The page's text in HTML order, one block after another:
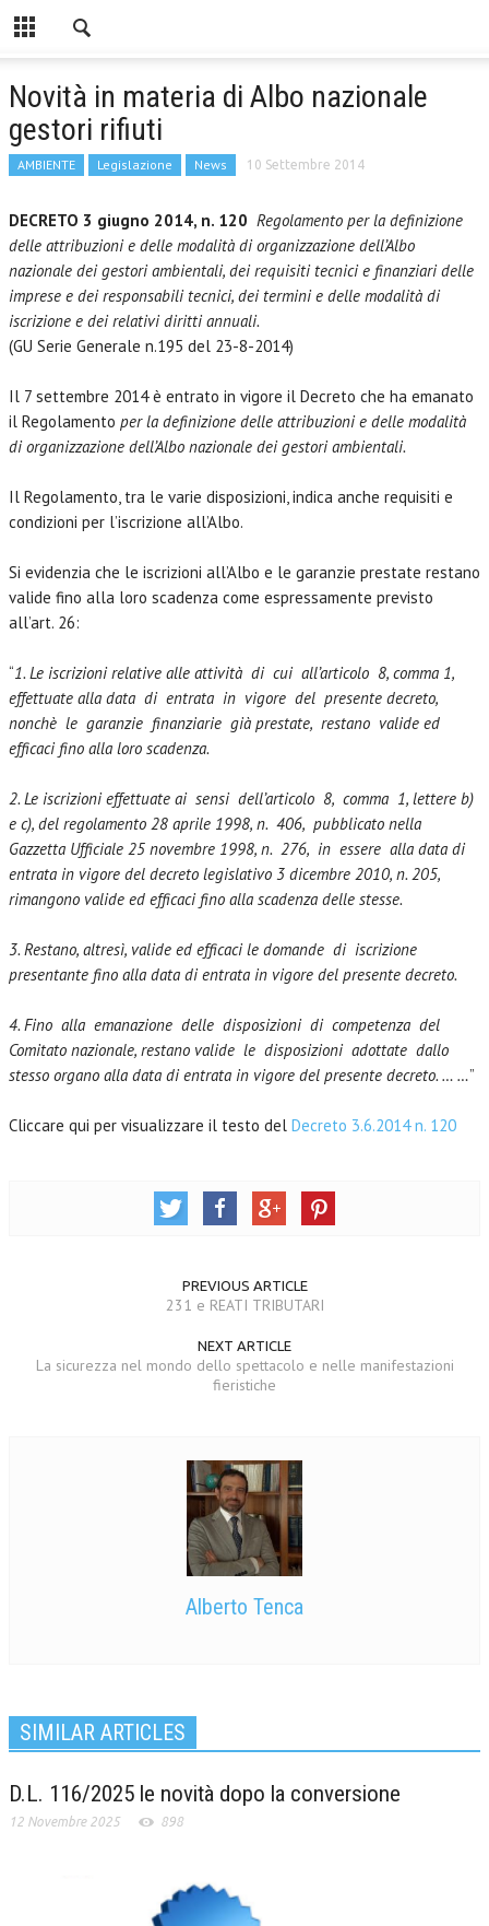
Novità in materia di Albo nazionale
gestori rifiuti
AMBIENTE Legislazione News 10 Settembre 2014
DECRETO 3 giugno 2014, n. 120 Regolamento per la definizione
delle attribuzioni e delle modalità di organizzazione dell’Albo
nazionale dei gestori ambientali, dei requisiti tecnici e finanziari delle
imprese e dei responsabili tecnici, dei termini e delle modalità di
iscrizione e dei relativi diritti annuali.
(GU Serie Generale n.195 del 23-8-2014)
Il 7 settembre 2014 è entrato in vigore il Decreto che ha emanato
il Regolamento per la definizione delle attribuzioni e delle modalità
di organizzazione dell’Albo nazionale dei gestori ambientali.
Il Regolamento, tra le varie disposizioni, indica anche requisiti e
condizioni per l’iscrizione all’Albo.
Si evidenzia che le iscrizioni all’Albo e le garanzie prestate restano
valide fino alla loro scadenza come espressamente previsto
all’art. 26:
“1. Le iscrizioni relative alle attività di cui all’articolo 8, comma 1,
effettuate alla data di entrata in vigore del presente decreto,
nonchè le garanzie finanziarie già prestate, restano valide ed
efficaci fino alla loro scadenza.
2. Le iscrizioni effettuate ai sensi dell’articolo 8, comma 1, lettere b)
e c), del regolamento 28 aprile 1998, n. 406, pubblicato nella
Gazzetta Ufficiale 25 novembre 1998, n. 276, in essere alla data di
entrata in vigore del decreto legislativo 3 dicembre 2010, n. 205,
rimangono valide ed efficaci fino alla scadenza delle stesse.
3. Restano, altresì, valide ed efficaci le domande di iscrizione
presentante fino alla data di entrata in vigore del presente decreto.
4. Fino alla emanazione delle disposizioni di competenza del
Comitato nazionale, restano valide le disposizioni adottate dallo
stesso organo alla data di entrata in vigore del presente decreto. … …”
Cliccare qui per visualizzare il testo del Decreto 3.6.2014 n. 120
PREVIOUS ARTICLE
231 e REATI TRIBUTARI
NEXT ARTICLE
La sicurezza nel mondo dello spettacolo e nelle manifestazioni
fieristiche
Alberto Tenca
SIMILAR ARTICLES
D.L. 116/2025 le novità dopo la conversione
12 Novembre 2025 898